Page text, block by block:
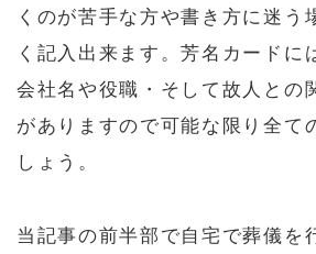
くのが苦手な方や書き方に迷う
く記入出来ます。芳名カードに
会社名や役職・そして故人との
がありますので可能な限り全て
しょう。
当記事の前半部で自宅で葬儀を